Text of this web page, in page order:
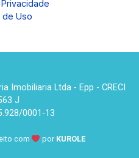
de Uso
Imobiliaria Ltda - Epp - CRECI
J
0001-13
com por KUROLE